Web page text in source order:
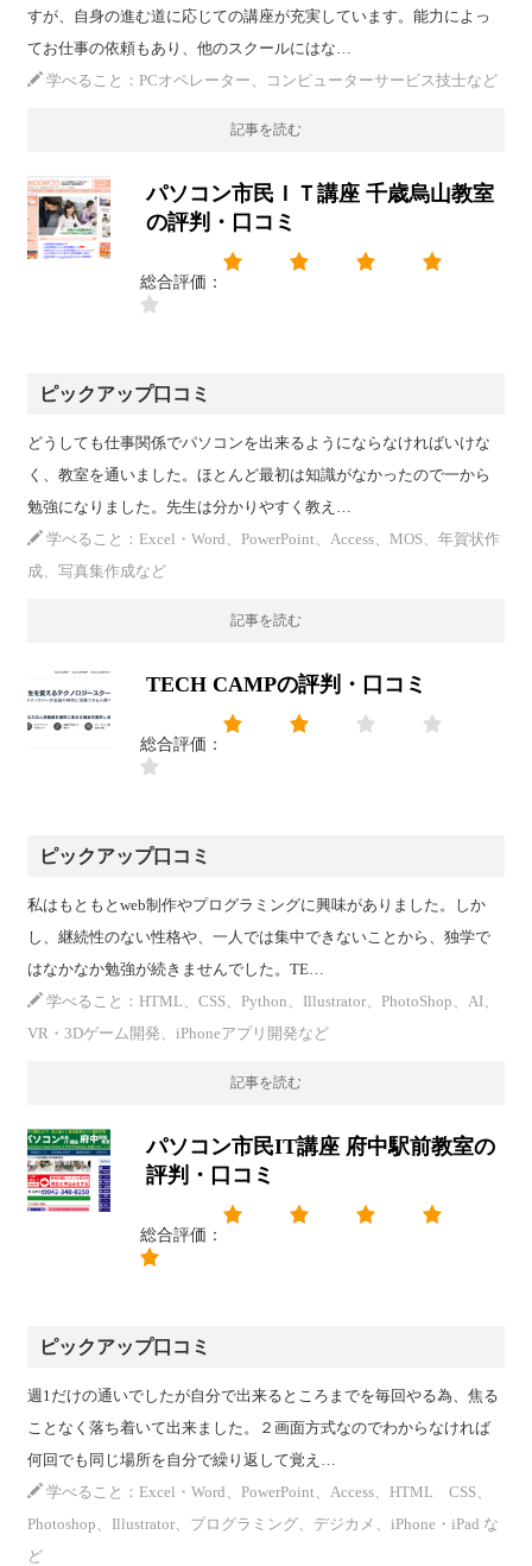
すが、自身の進む道に応じての講座が充実しています。能力によっ
てお仕事の依頼もあり、他のスクールにはな…
学べること：PCオペレーター、コンピューターサービス技士など
記事を読む
パソコン市民ＩＴ講座 千歳烏山教室
の評判・口コミ
総合評価：
ピックアップ口コミ
どうしても仕事関係でパソコンを出来るようにならなければいけな
く、教室を通いました。ほとんど最初は知識がなかったので一から
勉強になりました。先生は分かりやすく教え…
学べること：Excel・Word、PowerPoint、Access、MOS、年賀状作
成、写真集作成など
記事を読む
TECH CAMPの評判・口コミ
総合評価：
ピックアップ口コミ
私はもともとweb制作やプログラミングに興味がありました。しか
し、継続性のない性格や、一人では集中できないことから、独学で
はなかなか勉強が続きませんでした。TE…
学べること：HTML、CSS、Python、Illustrator、PhotoShop、AI、
VR・3Dゲーム開発、iPhoneアプリ開発など
記事を読む
パソコン市民IT講座 府中駅前教室の
評判・口コミ
総合評価：
ピックアップ口コミ
週1だけの通いでしたが自分で出来るところまでを毎回やる為、焦る
ことなく落ち着いて出来ました。２画面方式なのでわからなければ
何回でも同じ場所を自分で繰り返して覚え…
学べること：Excel・Word、PowerPoint、Access、HTML CSS、
Photoshop、Illustrator、プログラミング、デジカメ、iPhone・iPad な
ど